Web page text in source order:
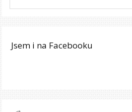
Jsem i na Facebooku